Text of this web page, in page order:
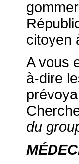
citoyen
A vous
à-dire
du